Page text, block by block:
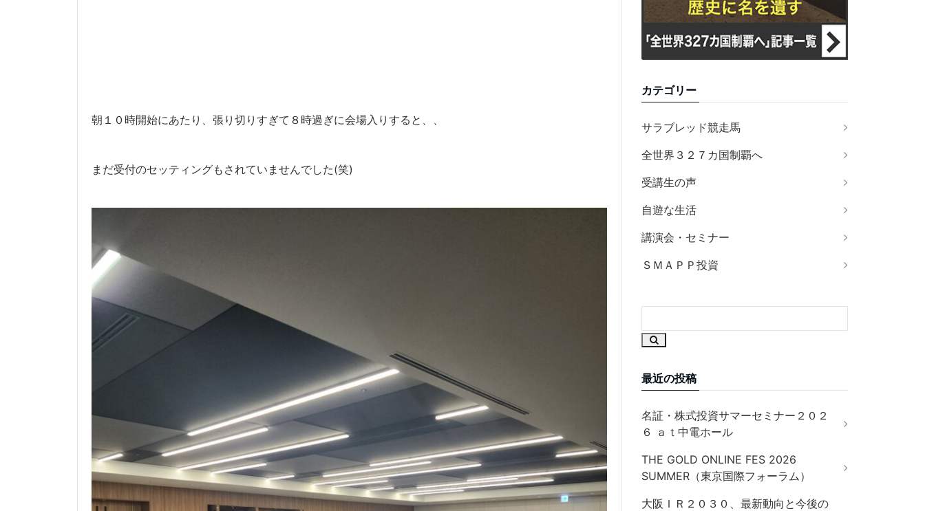
朝１０時開始にあたり、張り切りすぎて８時過ぎに会場入りすると、、
まだ受付のセッティングもされていませんでした(笑)
カテゴリー
サラブレッド競走馬
全世界３２７カ国制覇へ
受講生の声
自遊な生活
講演会・セミナー
ＳＭＡＰＰ投資
最近の投稿
名証・株式投資サマーセミナー２０２
６ ａｔ中電ホール
THE GOLD ONLINE FES 2026
SUMMER（東京国際フォーラム）
大阪ＩＲ２０３０、最新動向と今後の